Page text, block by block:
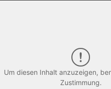
Um diesen Inhalt anzuzeigen,
Zustimmung.